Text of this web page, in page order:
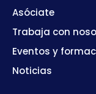
Asóciate
Trabaja con
Eventos y
Noticias